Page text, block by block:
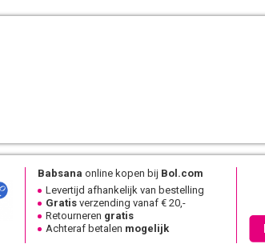
Babsana online kopen bij Bol.com
Levertijd afhankelijk van bestelling
Gratis verzending vanaf € 20,-
Retourneren gratis
Achteraf betalen mogelijk